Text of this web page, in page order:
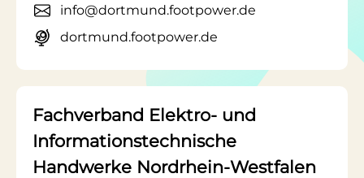
info@dortmund.footpower.de
dortmund.footpower.de
Fachverband Elektro- und
Informationstechnische
Handwerke Nordrhein-Westfalen